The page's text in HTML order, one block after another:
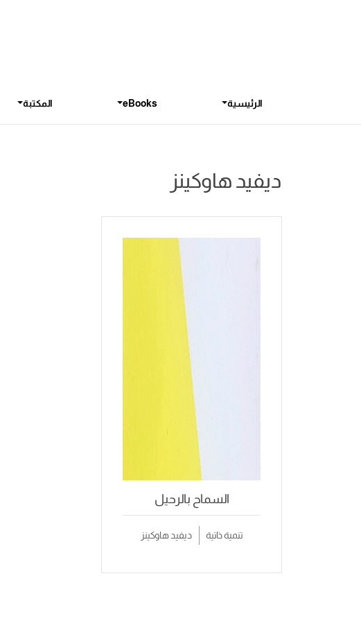
الرئيسية eBooks المكتبة
ديفيد هاوكينز
السماح بالرحيل
تنمية ذاتية ديفيد هاوكينز